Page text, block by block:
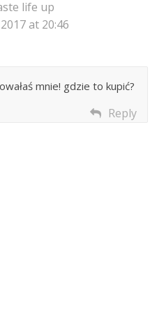
life up
at 20:46
mnie! gdzie to kupić?
Reply